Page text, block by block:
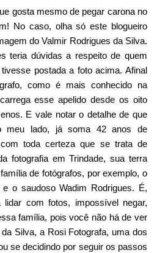
gosta mesmo de pegar carona no
No caso, olha só este blogueiro
do Valmir Rodrigues da Silva.
teria dúvidas a respeito de quem
postada a foto acima. Afinal
como é mais conhecido na
esse apelido desde os oito
E vale notar o detalhe de que
meu lado, já soma 42 anos de
toda certeza que se trata de
fotografia em Trindade, sua terra
de fotógrafos, por exemplo, o
o saudoso Wadim Rodrigues. É,
com fotos, impossível negar,
família, pois você não há de ver
Silva, a Rosi Fotografa, uma dos
se decidindo por seguir os passos